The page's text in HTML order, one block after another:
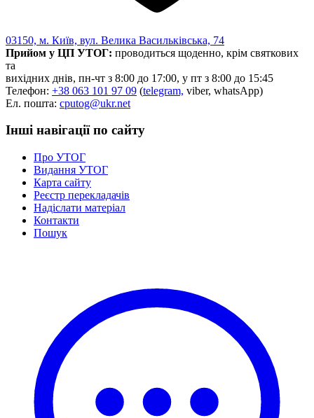
Статут УТОГ
Нормативна база УТОГ
Законодавство
Декларації
Документи ВФГ
03150, м. Київ, вул. Велика Васильківська, 74
Прийом у ЦП УТОГ: проводиться щоденно, крім святкових
та
вихідних днів, пн-чт з 8:00 до 17:00, у пт з 8:00 до 15:45
Телефон: +38 063 101 97 09 (telegram, viber, whatsApp)
Ел. пошта: cputog@ukr.net
Інші навігації по сайту
Про УТОГ
Видання УТОГ
Карта сайту
Реєстр перекладачів
Надіслати матеріал
Контакти
Пошук